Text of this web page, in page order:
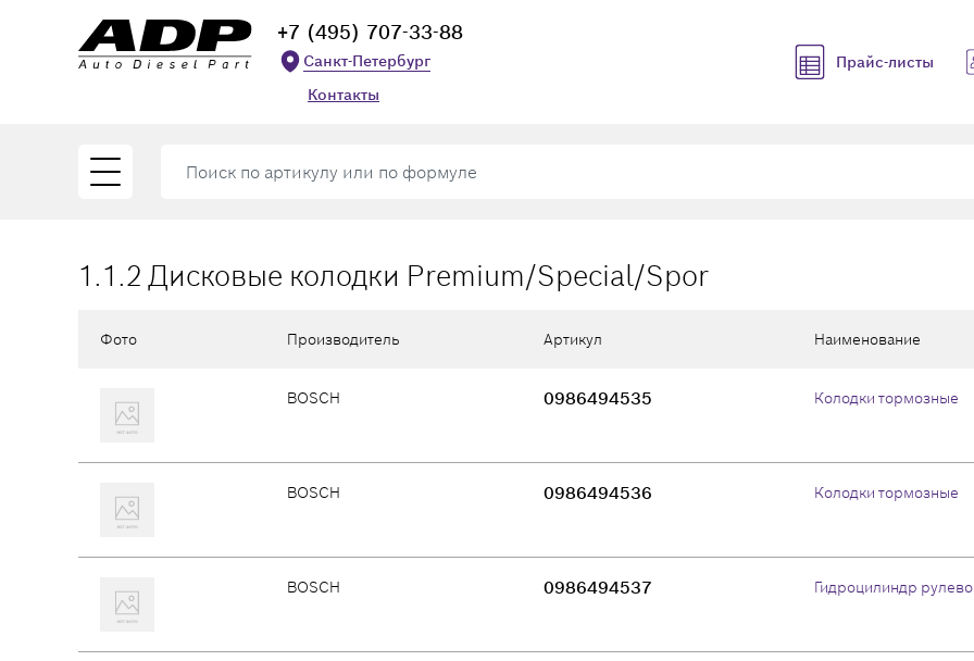
+7 (495) 707-33-88
Санкт-Петербург
Контакты
Прайс-листы
1.1.2 Дисковые колодки Premium/Special/Spor
Фото Производитель Артикул Наименование
BOSCH 0986494535 Колодки тормозные
BOSCH 0986494536 Колодки тормозные
BOSCH 0986494537 Гидроцилиндр